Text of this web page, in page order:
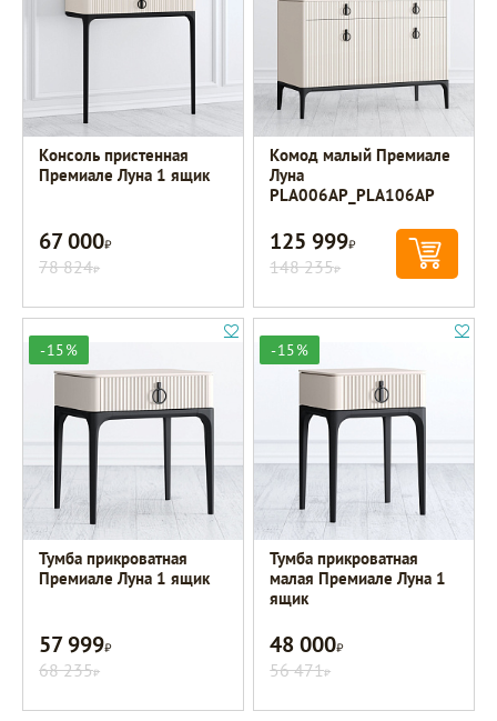
Консоль пристенная
Премиале Луна 1 ящик
67 000Р
78 824Р
Комод малый Премиале
Луна
PLA006AP_PLA106AP
125 999Р
148 235Р
-15%
Тумба прикроватная
Премиале Луна 1 ящик
57 999Р
68 235Р
-15%
Тумба прикроватная
малая Премиале Луна 1
ящик
48 000Р
56 471Р